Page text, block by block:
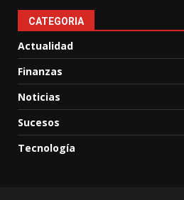
CATEGORIA
Actualidad
Finanzas
Noticias
Sucesos
Tecnología